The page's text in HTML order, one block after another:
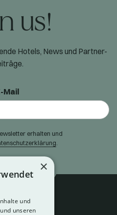
us!
Hotels, News und Partner-
Mail
erhalten und
×
und
unseren